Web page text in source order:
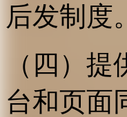
后发制度。
（四）
台和页面